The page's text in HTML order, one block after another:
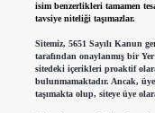
isim benzerlikleri tamamen
tavsiye niteliği taşımazlar.
Sitemiz, 5651 Sayılı Kanun
tarafından onaylanmış bir
sitedeki içerikleri proaktif
bulunmamaktadır. Ancak,
taşımakta olup, siteye üye